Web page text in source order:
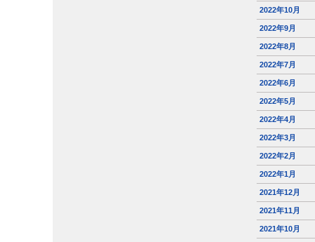
2022年10月
2022年9月
2022年8月
2022年7月
2022年6月
2022年5月
2022年4月
2022年3月
2022年2月
2022年1月
2021年12月
2021年11月
2021年10月